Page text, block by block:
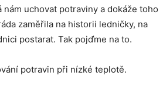
uchovat potraviny a dokáže toho
zaměřila na historii ledničky, na
postarat. Tak pojďme na to.
potravin při nízké teplotě.